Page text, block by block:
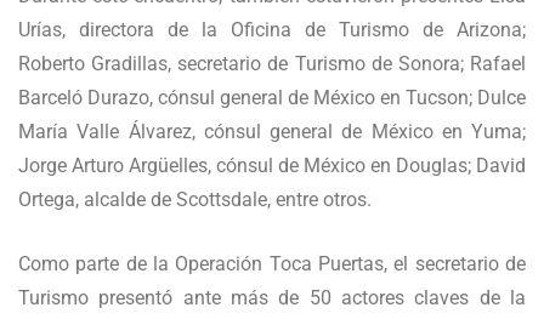
Urías, directora de la Oficina de Turismo de Arizona;
Roberto Gradillas, secretario de Turismo de Sonora; Rafael
Barceló Durazo, cónsul general de México en Tucson; Dulce
María Valle Álvarez, cónsul general de México en Yuma;
Jorge Arturo Argüelles, cónsul de México en Douglas; David
Ortega, alcalde de Scottsdale, entre otros.
Como parte de la Operación Toca Puertas, el secretario de
Turismo presentó ante más de 50 actores claves de la